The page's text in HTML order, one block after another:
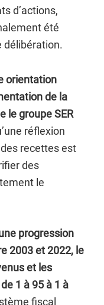
d’actions,
été
délibération.
orientation
de la
le groupe SER
réflexion
recettes est
des
le
progression
2003 et 2022, le
et les
1 à 95 à 1 à
fiscal